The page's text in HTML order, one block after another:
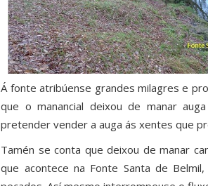
Á fonte atribúense grandes milagres e
que o manancial deixou de manar
pretender vender a auga ás xentes que
Tamén se conta que deixou de manar
que acontece na Fonte Santa de